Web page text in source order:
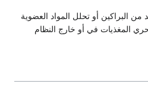
البراكين أو تحلل المواد العضوية
المغذيات في أو خارج النظام